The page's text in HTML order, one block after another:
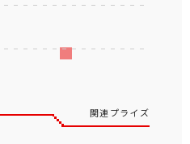
関連プライズ